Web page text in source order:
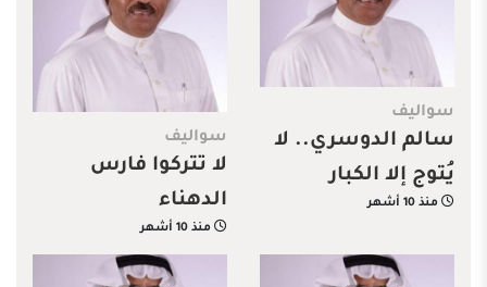
سواليف
سالم الدوسري.. لا
يُتوج إلا الكبار
منذ 10 أشهر
سواليف
لا تتركوا فارس
الدهناء
منذ 10 أشهر